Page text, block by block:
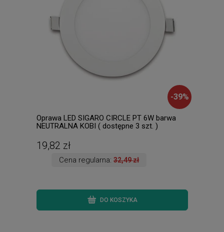
-39%
Oprawa LED SIGARO CIRCLE PT 6W barwa
NEUTRALNA KOBI ( dostępne 3 szt. )
19,82 zł
Cena regularna:32,49 zł
DO KOSZYKA